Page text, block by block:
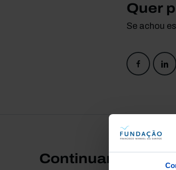
Quer
Se achou
Continuar a